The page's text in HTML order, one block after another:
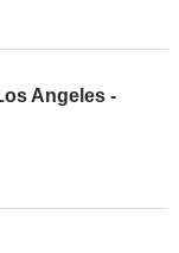
Angeles -